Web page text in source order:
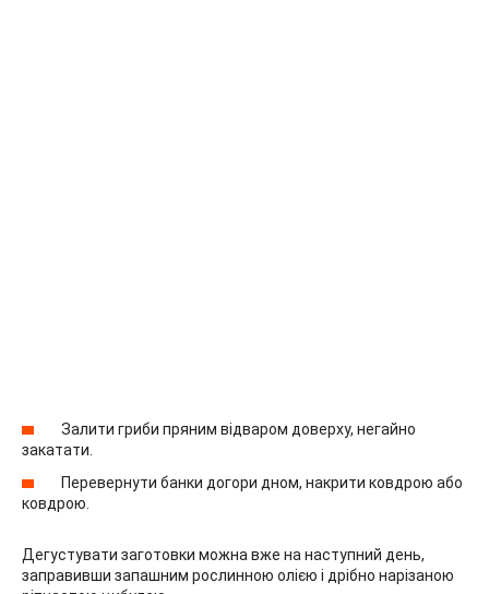
Залити гриби пряним відваром доверху, негайно
закатати.
Перевернути банки догори дном, накрити ковдрою або
ковдрою.
Дегустувати заготовки можна вже на наступний день,
заправивши запашним рослинною олією і дрібно нарізаною